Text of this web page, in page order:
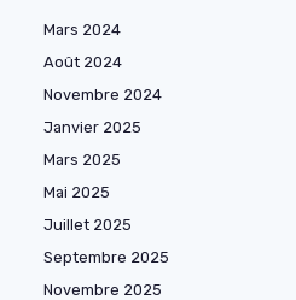
Mars 2024
Août 2024
Novembre 2024
Janvier 2025
Mars 2025
Mai 2025
Juillet 2025
Septembre 2025
Novembre 2025